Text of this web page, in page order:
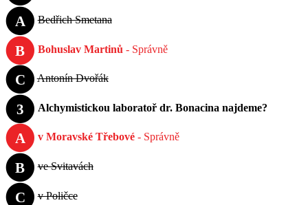
A Bedřich Smetana
B Bohuslav Martinů - Správně
C Antonín Dvořák
3 Alchymistickou laboratoř dr. Bonacina najdeme?
A v Moravské Třebové- Správně
B ve Svitavách
C v Poličce